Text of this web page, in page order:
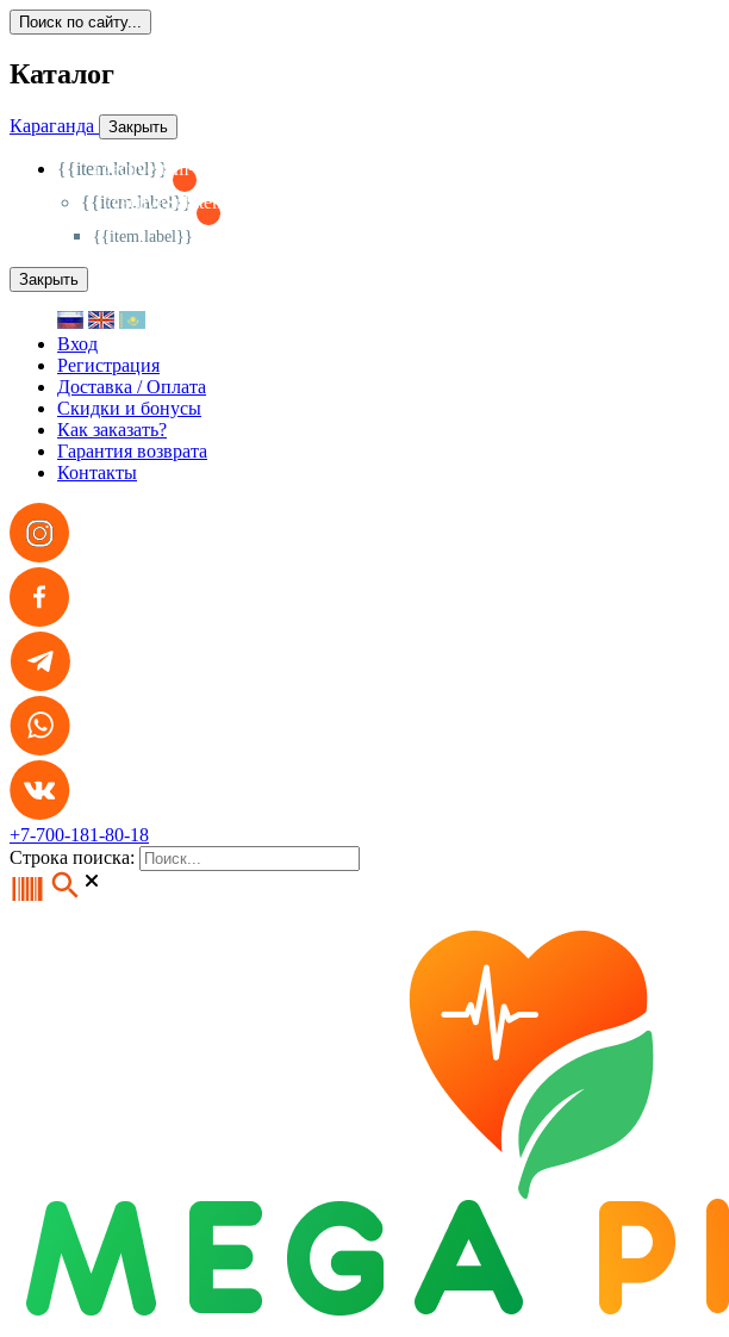
Поиск по сайту...
Каталог
Караганда Закрыть
{{item.label}}
{{activeItem==item.id?'-
{{item.label}}
{{activeSubitem==item.id?'-
{{item.label}}
Закрыть
Вход
Регистрация
Доставка / Оплата
Скидки и бонусы
Как заказать?
Гарантия возврата
Контакты
+7-700-181-80-18
Строка поиска: